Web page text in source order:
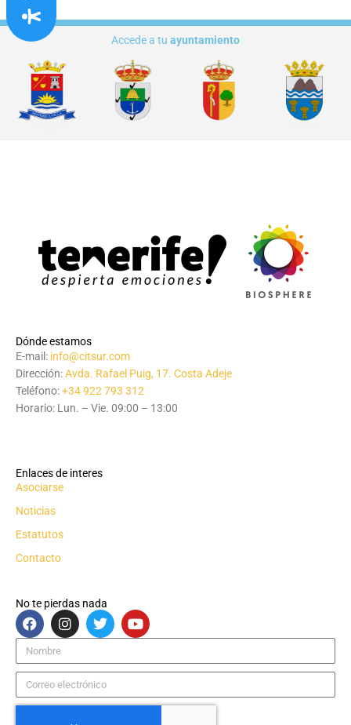
Accede a tu ayuntamiento
Dónde estamos
E-mail: info@citsur.com
Dirección:Avda. Rafael Puig, 17. Costa Adeje
Teléfono:+34 922 793 312
Horario: Lun. – Vie. 09:00 – 13:00
Enlaces de interes
Asociarse
Noticias
Estatutos
Contacto
No te pierdas nada
F
a
c
e
b
o
o
I
n
s
a
g
r
T
w
i
t
e
r
Y
o
u
u
e
Nombre
Correo
electrónico